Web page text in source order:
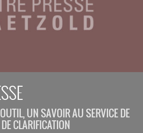
UN SAVOIR AU SERVICE DE
CLARIFICATION